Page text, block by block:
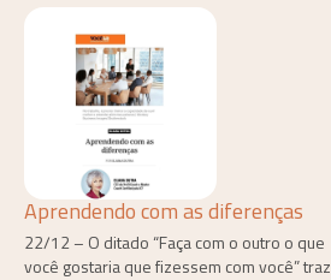
Aprendendo com as diferenças
22/12 – O ditado “Faça com o outro o que
você gostaria que fizessem com você” traz